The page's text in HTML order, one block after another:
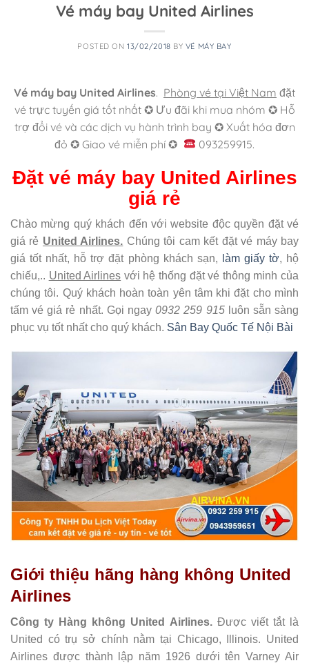
Vé máy bay United Airlines
POSTED ON13/02/2018 BY VÉ MÁY BAY
Vé máy bay United Airlines. Phòng vé tại Việt Nam đặt
vé trực tuyến giá tốt nhất ✪ Ưu đãi khi mua nhóm ✪ Hỗ
trợ đổi vé và các dịch vụ hành trình bay ✪ Xuất hóa đơn
đỏ ✪ Giao vé miễn phí ✪
093259915.
Đặt vé máy bay United Airlines
giá rẻ
Chào mừng quý khách đến với website độc quyền đặt vé
giá rẻ United Airlines. Chúng tôi cam kết đặt vé máy bay
giá tốt nhất, hỗ trợ đặt phòng khách sạn,
làm giấy tờ, hộ
chiếu,.. United Airlines với hệ thống đặt vé thông minh của
chúng tôi. Quý khách hoàn toàn yên tâm khi đặt cho mình
tấm vé giá rẻ nhất. Gọi ngay0932 259 915luôn sẵn sàng
phục vụ tốt nhất cho quý khách. Sân Bay Quốc Tế Nội Bài
Giới thiệu hãng hàng không United
Airlines
Công ty Hàng không United Airlines.Được viết tắt là
United có trụ sở chính nằm tại Chicago, Illinois. United
Airlines được thành lập năm 1926 dưới tên Varney Air